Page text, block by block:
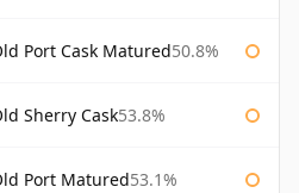
Port Cask Matured50.8%
Sherry Cask53.8%
Port Matured53.1%